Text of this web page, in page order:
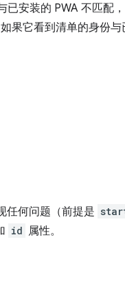
安装的 PWA 不匹配
果它看到清单的身份与
任何问题（前提是
id 属性。